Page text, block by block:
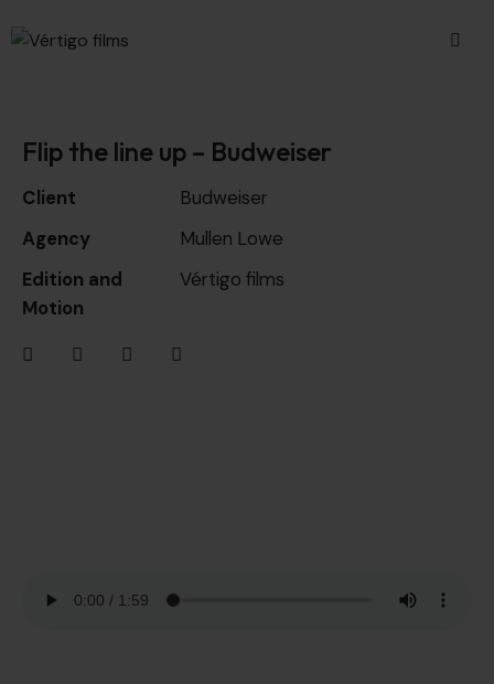
Flip the line up – Budweiser
Client
Budweiser
Agency
Mullen Lowe
Edition and
Motion
Vértigo films